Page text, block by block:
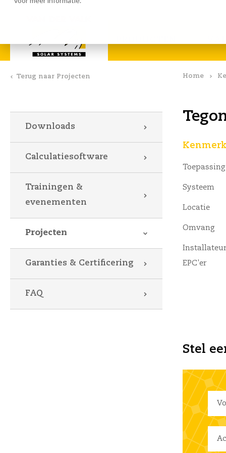
Home
Toepassing
Systeem
Locatie
Omvang
EPC'er
Stel
Terug naar Projecten
Downloads
Calculatiesoftware
Trainingen &
evenementen
Projecten
Garanties & Certificering
FAQ